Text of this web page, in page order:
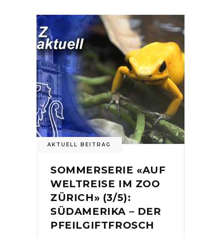
AKTUELL BEITRAG
SOMMERSERIE «AUF
WELTREISE IM ZOO
ZÜRICH» (3/5):
SÜDAMERIKA – DER
PFEILGIFTFROSCH